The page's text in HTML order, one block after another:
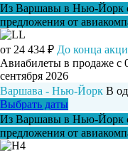
Из Варшавы в Нью-Йорк
предложения от
от 24 434 ₽ До конца
Авиабилеты в продаже с
сентября 2026
Варшава - Нью-Йорк В
Выбрать даты
Из Варшавы в Нью-Йорк
предложения от